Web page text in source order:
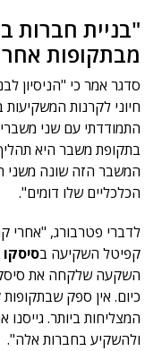
"בניית חברות
מבתקופות
סדגר אמר כי "הניסיון
התמודדתי עם שני
בתקופת משבר היא
המשבר הזה שונה משני
הכלכליים שלו דומים".
קפיטל השקיעה בסיסקו
השקעה שלקחה את
כיום. אין ספק
המצליחות ביותר.
ולהשקיע בחברות אלה".